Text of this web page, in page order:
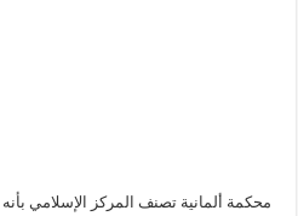
محكمة ألمانية تصنف المركز الإسلامي